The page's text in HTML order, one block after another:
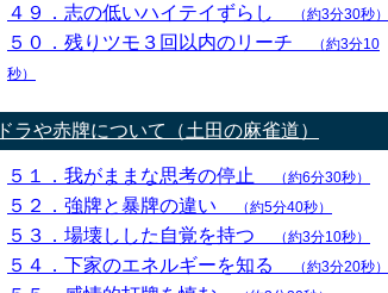
４９．志の低いハイテイずらし （約3分30秒）
５０．残りツモ３回以内のリーチ
（約3分10
秒）
ドラや赤牌について（土田の麻雀道）
５１．我がままな思考の停止 （約6分30秒）
５２．強牌と暴牌の違い （約5分40秒）
５３．場壊しした自覚を持つ （約3分10秒）
５４．下家のエネルギーを知る （約3分20秒）